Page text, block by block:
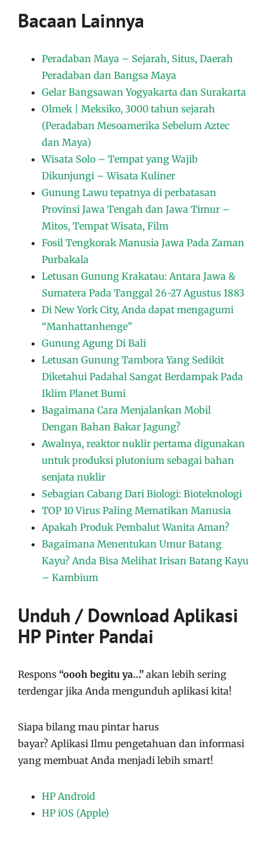
Bacaan Lainnya
Peradaban Maya – Sejarah, Situs, Daerah
Peradaban dan Bangsa Maya
Gelar Bangsawan Yogyakarta dan Surakarta
Olmek | Meksiko, 3000 tahun sejarah
(Peradaban Mesoamerika Sebelum Aztec
dan Maya)
Wisata Solo – Tempat yang Wajib
Dikunjungi – Wisata Kuliner
Gunung Lawu tepatnya di perbatasan
Provinsi Jawa Tengah dan Jawa Timur –
Mitos, Tempat Wisata, Film
Fosil Tengkorak Manusia Jawa Pada Zaman
Purbakala
Letusan Gunung Krakatau: Antara Jawa &
Sumatera Pada Tanggal 26-27 Agustus 1883
Di New York City, Anda dapat mengagumi
“Manhattanhenge”
Gunung Agung Di Bali
Letusan Gunung Tambora Yang Sedikit
Diketahui Padahal Sangat Berdampak Pada
Iklim Planet Bumi
Bagaimana Cara Menjalankan Mobil
Dengan Bahan Bakar Jagung?
Awalnya, reaktor nuklir pertama digunakan
untuk produksi plutonium sebagai bahan
senjata nuklir
Sebagian Cabang Dari Biologi: Bioteknologi
TOP 10 Virus Paling Mematikan Manusia
Apakah Produk Pembalut Wanita Aman?
Bagaimana Menentukan Umur Batang
Kayu? Anda Bisa Melihat Irisan Batang Kayu
– Kambium
Unduh / Download Aplikasi
HP Pinter Pandai
Respons “oooh begitu ya…” akan lebih sering
terdengar jika Anda mengunduh aplikasi kita!
Siapa bilang mau pintar harus
bayar? Aplikasi Ilmu pengetahuan dan informasi
yang membuat Anda menjadi lebih smart!
HP Android
HP iOS (Apple)